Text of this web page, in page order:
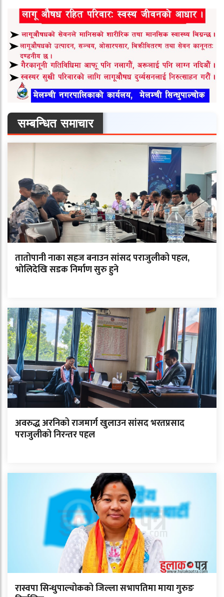
सम्बन्धित समाचार
तातोपानी नाका सहज बनाउन सांसद पराजुलीको पहल,
भोलिदेखि सडक निर्माण सुरु हुने
अवरुद्ध अरनिको राजमार्ग खुलाउन सांसद भरतप्रसाद
पराजुलीको निरन्तर पहल
रास्वपा सिन्धुपाल्चोकको जिल्ला सभापतिमा माया गुरुङ